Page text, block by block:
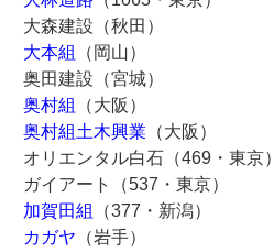
大森建設（秋田）
大本組
（岡山）
奥田建設（宮城）
奥村組
（大阪）
奥村組土木興業 （大阪）
オリエンタル白石（469・東京）
ガイアート（537・東京）
加賀田組
（377・新潟）
カガヤ （岩手）